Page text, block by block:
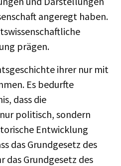
angeregt haben.
prägen.
ihrer nur mit
Es bedurfte
dass die
politisch, sondern
Entwicklung
das Grundgesetz des
das Grundgesetz des